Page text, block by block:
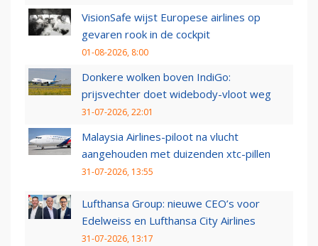
VisionSafe wijst Europese airlines op
gevaren rook in de cockpit
01-08-2026, 8:00
Donkere wolken boven IndiGo:
prijsvechter doet widebody-vloot weg
31-07-2026, 22:01
Malaysia Airlines-piloot na vlucht
aangehouden met duizenden xtc-pillen
31-07-2026, 13:55
Lufthansa Group: nieuwe CEO’s voor
Edelweiss en Lufthansa City Airlines
31-07-2026, 13:17